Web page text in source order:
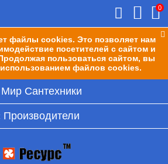
файлы cookies. Это позволяет нам
посетителей с сайтом и
пользоваться сайтом, вы
файлов cookies.
0
Мир Сантехники
Производители